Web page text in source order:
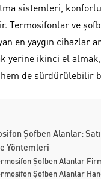
sistemleri,
Termosifonlar ve
en yaygın cihazlar
yerine ikinci el
de sürdürülebilir
Şofben Alanlar:
Yöntemleri
Şofben Alanlar
Şofben Alanlar